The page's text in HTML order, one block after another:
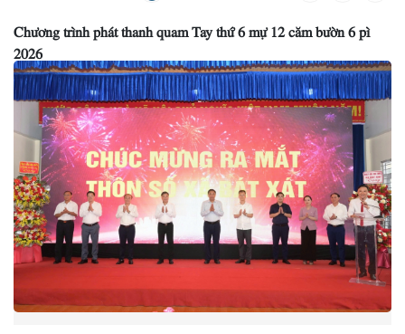
Chương trình phát thanh quam Tay thứ 6 mự 12 căm bườn 6 pì
2026